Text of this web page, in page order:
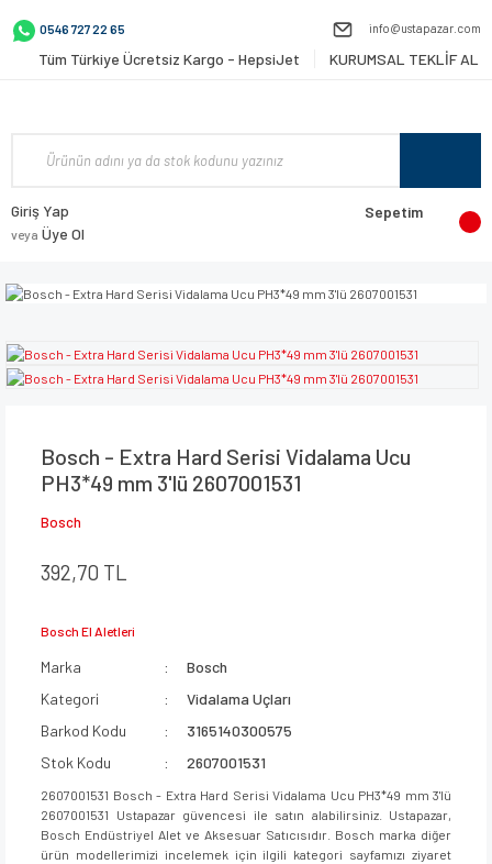
0546 727 22 65 info@ustapazar.com
Tüm Türkiye Ücretsiz Kargo - HepsiJet KURUMSAL TEKLİF AL
Giriş Yap
veya Üye Ol
Sepetim
Bosch - Extra Hard Serisi Vidalama Ucu
PH3*49 mm 3'lü 2607001531
Bosch
392,70 TL
Bosch El Aletleri
Marka
Bosch
Kategori
Vidalama Uçları
Barkod Kodu
3165140300575
Stok Kodu
2607001531
2607001531 Bosch - Extra Hard Serisi Vidalama Ucu PH3*49 mm 3'lü
2607001531 Ustapazar güvencesi ile satın alabilirsiniz. Ustapazar,
Bosch Endüstriyel Alet ve Aksesuar Satıcısıdır. Bosch marka diğer
ürün modellerimizi incelemek için ilgili kategori sayfamızı ziyaret